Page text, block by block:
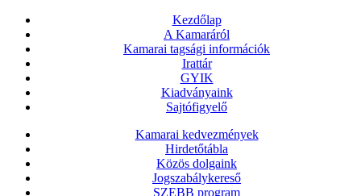
Kezdőlap
A Kamaráról
Kamarai tagsági információk
Irattár
GYIK
Kiadványaink
Sajtófigyelő
Kamarai kedvezmények
Hirdetőtábla
Közös dolgaink
Jogszabálykereső
SZEBB program